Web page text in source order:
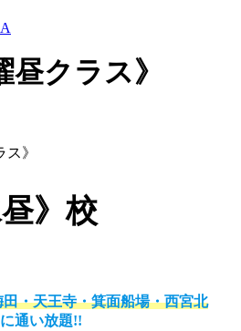
クラス》
》
》校
・天王寺・箕面船場・西宮北
通い放題!!